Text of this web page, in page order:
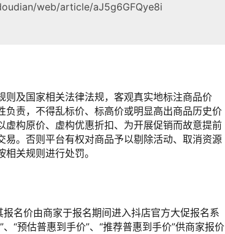
web/article/aJ5g6GFQye8i
及国家相关法律法规，客观真实地标注商品价
责，不得乱标价、标高价或明显高出商品历史价
构原价、虚构优惠折扣、为开展促销而故意提前
。否则平台有权对商品予以剔除活动、取消资源
关规则进行处罚。
名价由商家于报名期间进入抖店官方大促报名系
“预估普惠到手价”、“推荐普惠到手价”供商家报价